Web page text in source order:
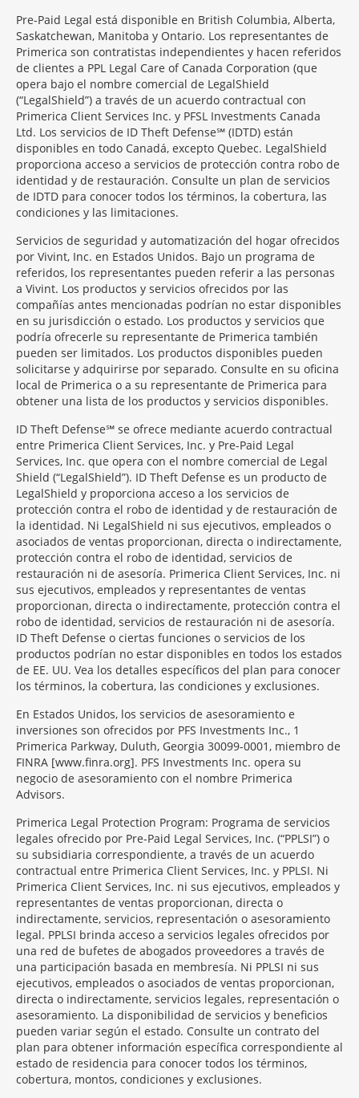
Pre-Paid Legal está disponible en British Columbia, Alberta,
Saskatchewan, Manitoba y Ontario. Los representantes de
Primerica son contratistas independientes y hacen referidos
de clientes a PPL Legal Care of Canada Corporation (que
opera bajo el nombre comercial de LegalShield
(“LegalShield”) a través de un acuerdo contractual con
Primerica Client Services Inc. y PFSL Investments Canada
Ltd. Los servicios de ID Theft Defense℠ (IDTD) están
disponibles en todo Canadá, excepto Quebec. LegalShield
proporciona acceso a servicios de protección contra robo de
identidad y de restauración. Consulte un plan de servicios
de IDTD para conocer todos los términos, la cobertura, las
condiciones y las limitaciones.
Servicios de seguridad y automatización del hogar ofrecidos
por Vivint, Inc. en Estados Unidos. Bajo un programa de
referidos, los representantes pueden referir a las personas
a Vivint. Los productos y servicios ofrecidos por las
compañías antes mencionadas podrían no estar disponibles
en su jurisdicción o estado. Los productos y servicios que
podría ofrecerle su representante de Primerica también
pueden ser limitados. Los productos disponibles pueden
solicitarse y adquirirse por separado. Consulte en su oficina
local de Primerica o a su representante de Primerica para
obtener una lista de los productos y servicios disponibles.
ID Theft Defense℠ se ofrece mediante acuerdo contractual
entre Primerica Client Services, Inc. y Pre-Paid Legal
Services, Inc. que opera con el nombre comercial de Legal
Shield (“LegalShield”). ID Theft Defense es un producto de
LegalShield y proporciona acceso a los servicios de
protección contra el robo de identidad y de restauración de
la identidad. Ni LegalShield ni sus ejecutivos, empleados o
asociados de ventas proporcionan, directa o indirectamente,
protección contra el robo de identidad, servicios de
restauración ni de asesoría. Primerica Client Services, Inc. ni
sus ejecutivos, empleados y representantes de ventas
proporcionan, directa o indirectamente, protección contra el
robo de identidad, servicios de restauración ni de asesoría.
ID Theft Defense o ciertas funciones o servicios de los
productos podrían no estar disponibles en todos los estados
de EE. UU. Vea los detalles específicos del plan para conocer
los términos, la cobertura, las condiciones y exclusiones.
En Estados Unidos, los servicios de asesoramiento e
inversiones son ofrecidos por PFS Investments Inc., 1
Primerica Parkway, Duluth, Georgia 30099-0001, miembro de
FINRA [www.finra.org]. PFS Investments Inc. opera su
negocio de asesoramiento con el nombre Primerica
Advisors.
Primerica Legal Protection Program: Programa de servicios
legales ofrecido por Pre-Paid Legal Services, Inc. (“PPLSI”) o
su subsidiaria correspondiente, a través de un acuerdo
contractual entre Primerica Client Services, Inc. y PPLSI. Ni
Primerica Client Services, Inc. ni sus ejecutivos, empleados y
representantes de ventas proporcionan, directa o
indirectamente, servicios, representación o asesoramiento
legal. PPLSI brinda acceso a servicios legales ofrecidos por
una red de bufetes de abogados proveedores a través de
una participación basada en membresía. Ni PPLSI ni sus
ejecutivos, empleados o asociados de ventas proporcionan,
directa o indirectamente, servicios legales, representación o
asesoramiento. La disponibilidad de servicios y beneficios
pueden variar según el estado. Consulte un contrato del
plan para obtener información específica correspondiente al
estado de residencia para conocer todos los términos,
cobertura, montos, condiciones y exclusiones.